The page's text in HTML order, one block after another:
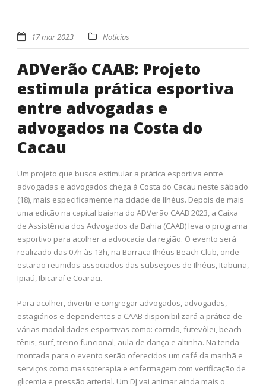
17 mar 2023 Notícias
ADVerão CAAB: Projeto
estimula prática esportiva
entre advogadas e
advogados na Costa do
Cacau
Um projeto que busca estimular a prática esportiva entre
advogadas e advogados chega à Costa do Cacau neste sábado
(18), mais especificamente na cidade de Ilhéus. Depois de mais
uma edição na capital baiana do ADVerão CAAB 2023, a Caixa
de Assistência dos Advogados da Bahia (CAAB) leva o programa
esportivo para acolher a advocacia da região. O evento será
realizado das 07h às 13h, na Barraca Ilhéus Beach Club, onde
estarão reunidos associados das subseções de Ilhéus, Itabuna,
Ipiaú, Ibicaraí e Coaraci.
Para acolher, divertir e congregar advogados, advogadas,
estagiários e dependentes a CAAB disponibilizará a prática de
várias modalidades esportivas como: corrida, futevôlei, beach
tênis, surf, treino funcional, aula de dança e altinha. Na tenda
montada para o evento serão oferecidos um café da manhã e
serviços como massoterapia e enfermagem com verificação de
glicemia e pressão arterial. Um DJ vai animar ainda mais o